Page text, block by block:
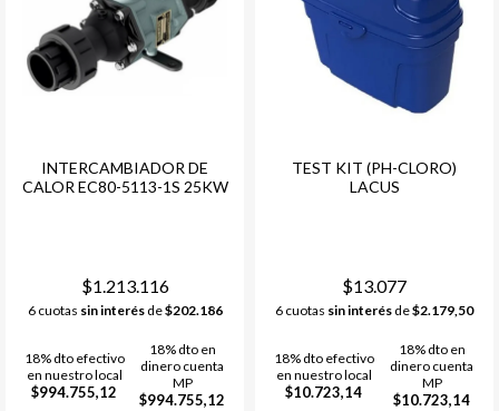
INTERCAMBIADOR DE
CALOR EC80-5113-1S 25KW
$1.213.116
6 cuotas sin interésde$202.186
18% dto efectivo
en nuestro local
$994.755,12
18% dto en
dinero cuenta
MP
$994.755,12
TEST KIT (PH-CLORO)
LACUS
$13.077
6 cuotas sin interés de$2.179,50
18% dto efectivo
en nuestro local
$10.723,14
18% dto en
dinero cuenta
MP
$10.723,14